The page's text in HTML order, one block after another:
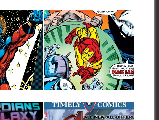
3:
la
▶
12.11.21
RESEÑAS: IRON
MAN: TOMO 5
(PENDIENTE)
(1973-1975)
Esta reseña corresponde a lo
que podría ser el hipotético
quinto...
▶
28.02.16